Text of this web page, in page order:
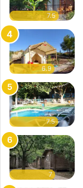
7.5
6.9
7.5
7